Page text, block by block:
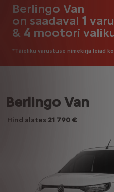
Berlingo Van
on saadaval 1
& 4 mootori
*Täieliku varustuse nimekirja leiad
Berlingo Van
Hind alates 21 790 €